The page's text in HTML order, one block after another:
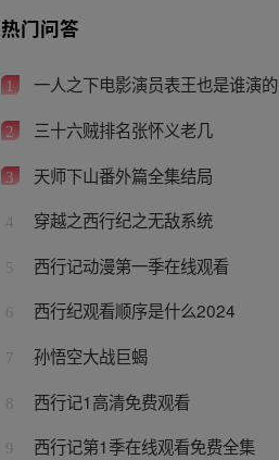
热门问答
1 一人之下电影演员表王也是谁演的
2 三十六贼排名张怀义老几
3 天师下山番外篇全集结局
4 穿越之西行纪之无敌系统
5 西行记动漫第一季在线观看
6 西行纪观看顺序是什么2024
7 孙悟空大战巨蝎
8 西行记1高清免费观看
9 西行记第1季在线观看免费全集